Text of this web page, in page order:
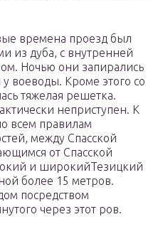
времена проезд был
из дуба, с внутренней
Ночью они запирались
воеводы. Кроме этого со
тяжелая решетка.
неприступен. К
всем правилам
между Спасской
от Спасской
и широкийТезицкий
более 15 метров.
посредством
через этот ров.